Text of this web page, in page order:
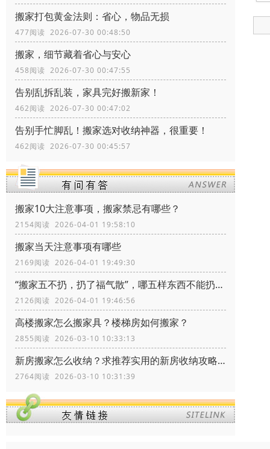
搬家打包黄金法则：省心，物品无损
477阅读 2026-07-30 00:48:50
搬家，细节藏着省心与安心
458阅读 2026-07-30 00:47:55
告别乱拆乱装，家具完好搬新家！
462阅读 2026-07-30 00:47:02
告别手忙脚乱！搬家选对收纳神器，很重要！
462阅读 2026-07-30 00:45:57
搬家10大注意事项，搬家禁忌有哪些？
2154阅读 2026-04-01 19:58:10
搬家当天注意事项有哪些
2169阅读 2026-04-01 19:49:30
“搬家五不扔，扔了福气散”，哪五样东西不能扔？留着有什么价值
2126阅读 2026-04-01 19:46:56
高楼搬家怎么搬家具？楼梯房如何搬家？
2855阅读 2026-03-10 10:33:13
新房搬家怎么收纳？求推荐实用的新房收纳攻略！
2764阅读 2026-03-10 10:31:39